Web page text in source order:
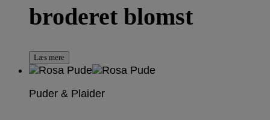
broderet blomst
Læs mere
Puder & Plaider